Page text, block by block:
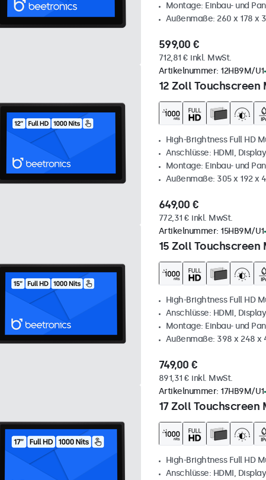
Montage: Einbau- und
Außenmaße: 260 x 178 x
599,00 €
712,81 € inkl. MwSt.
12 Zoll
Artikelnummer: 12HB9M/U1
High-Brightness Full HD
Anschlüsse: HDMI,
Montage: Einbau- und
Außenmaße: 305 x 192 x
649,00 €
772,31 € inkl. MwSt.
15 Zoll
Artikelnummer: 15HB9M/U1
High-Brightness Full HD
Anschlüsse: HDMI,
Montage: Einbau- und
Außenmaße: 398 x 248 x
749,00 €
891,31 € inkl. MwSt.
17 Zoll
Artikelnummer: 17HB9M/U1
High-Brightness Full HD
Anschlüsse: HDMI,